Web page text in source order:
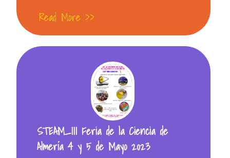
Read More >>
STEAM_III Feria de la Ciencia de
Almería 4 y 5 de Mayo 2023